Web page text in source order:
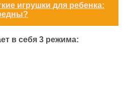
игрушки для ребенка:
в себя 3 режима: